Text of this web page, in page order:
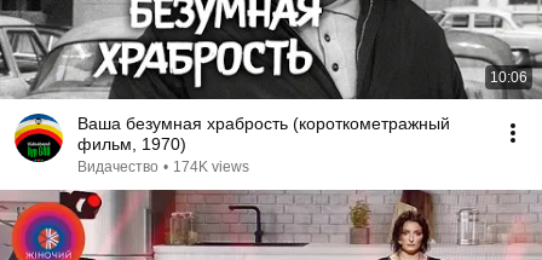
10:06
Ваша безумная храбрость (короткометражный
фильм, 1970)
Видачество • 174K views